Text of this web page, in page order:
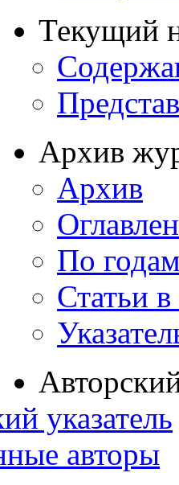
Текущий
Архив
Архив
По
Статьи
указатель
авторы